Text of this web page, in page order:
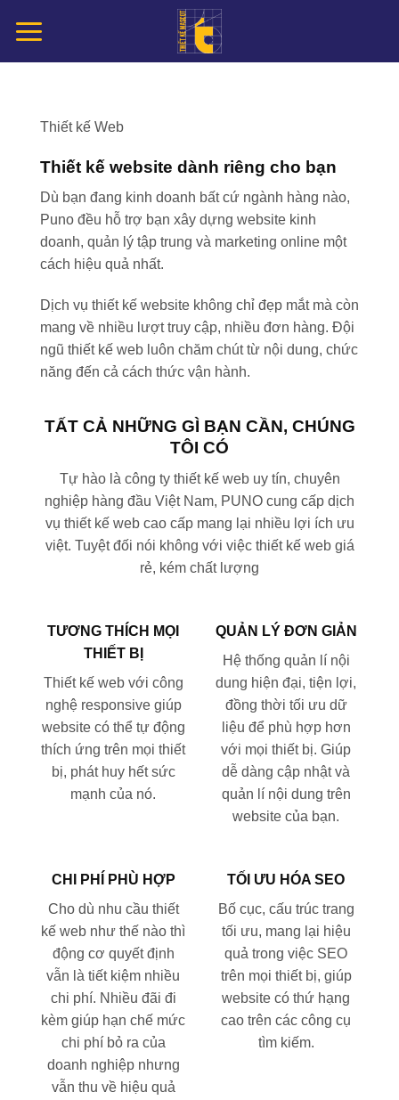
đến
Thiết kế Web
Thiết kế website dành riêng cho bạn
Dù bạn đang kinh doanh bất cứ ngành hàng nào,
Puno đều hỗ trợ bạn xây dựng website kinh
doanh, quản lý tập trung và marketing online một
cách hiệu quả nhất.
Dịch vụ thiết kế website không chỉ đẹp mắt mà còn
mang về nhiều lượt truy cập, nhiều đơn hàng. Đội
ngũ thiết kế web luôn chăm chút từ nội dung, chức
năng đến cả cách thức vận hành.
TẤT CẢ NHỮNG GÌ BẠN CẦN, CHÚNG
TÔI CÓ
Tự hào là công ty thiết kế web uy tín, chuyên
nghiệp hàng đầu Việt Nam, PUNO cung cấp dịch
vụ thiết kế web cao cấp mang lại nhiều lợi ích ưu
việt. Tuyệt đối nói không với việc thiết kế web giá
rẻ, kém chất lượng
TƯƠNG THÍCH MỌI
THIẾT BỊ
Thiết kế web với công
nghệ responsive giúp
website có thể tự động
thích ứng trên mọi thiết
bị, phát huy hết sức
mạnh của nó.
QUẢN LÝ ĐƠN GIẢN
Hệ thống quản lí nội
dung hiện đại, tiện lợi,
đồng thời tối ưu dữ
liệu để phù hợp hơn
với mọi thiết bị. Giúp
dễ dàng cập nhật và
quản lí nội dung trên
website của bạn.
CHI PHÍ PHÙ HỢP
Cho dù nhu cầu thiết
kế web như thế nào thì
động cơ quyết định
vẫn là tiết kiệm nhiều
chi phí. Nhiều đãi đi
kèm giúp hạn chế mức
chi phí bỏ ra của
doanh nghiệp nhưng
vẫn thu về hiệu quả
TỐI ƯU HÓA SEO
Bố cục, cấu trúc trang
tối ưu, mang lại hiệu
quả trong việc SEO
trên mọi thiết bị, giúp
website có thứ hạng
cao trên các công cụ
tìm kiếm.